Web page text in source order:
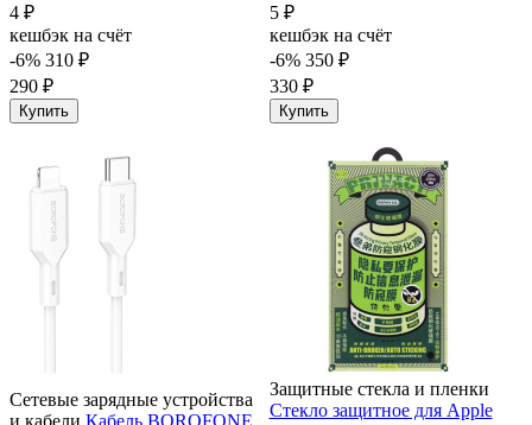
4 ₽
кешбэк на счёт
-6% 310 ₽
290 ₽
Купить
5 ₽
кешбэк на счёт
-6% 350 ₽
330 ₽
Купить
Сетевые зарядные устройства
и кабели Кабель BOROFONE
Защитные стекла и пленки
Стекло защитное для Apple